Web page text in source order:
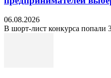
06.08.2026
В шорт‑лист конкурса